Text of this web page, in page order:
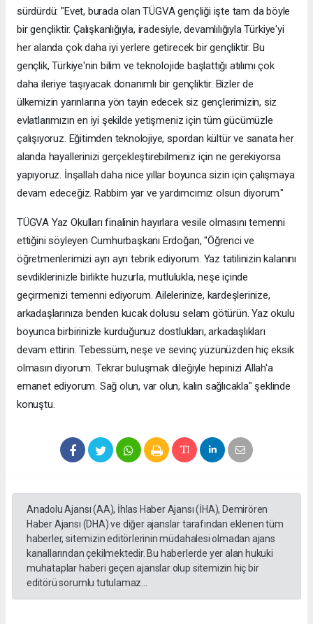
sürdürdü: "Evet, burada olan TÜGVA gençliği işte tam da böyle
bir gençliktir. Çalışkanlığıyla, iradesiyle, devamlılığıyla Türkiye'yi
her alanda çok daha iyi yerlere getirecek bir gençliktir. Bu
gençlik, Türkiye'nin bilim ve teknolojide başlattığı atılımı çok
daha ileriye taşıyacak donanımlı bir gençliktir. Bizler de
ülkemizin yarınlarına yön tayin edecek siz gençlerimizin, siz
evlatlarımızın en iyi şekilde yetişmeniz için tüm gücümüzle
çalışıyoruz. Eğitimden teknolojiye, spordan kültür ve sanata her
alanda hayallerinizi gerçekleştirebilmeniz için ne gerekiyorsa
yapıyoruz. İnşallah daha nice yıllar boyunca sizin için çalışmaya
devam edeceğiz. Rabbim yar ve yardımcımız olsun diyorum."
TÜGVA Yaz Okulları finalinin hayırlara vesile olmasını temenni
ettiğini söyleyen Cumhurbaşkanı Erdoğan, "Öğrenci ve
öğretmenlerimizi ayrı ayrı tebrik ediyorum. Yaz tatilinizin kalanını
sevdiklerinizle birlikte huzurla, mutlulukla, neşe içinde
geçirmenizi temenni ediyorum. Ailelerinize, kardeşlerinize,
arkadaşlarınıza benden kucak dolusu selam götürün. Yaz okulu
boyunca birbirinizle kurduğunuz dostlukları, arkadaşlıkları
devam ettirin. Tebessüm, neşe ve sevinç yüzünüzden hiç eksik
olmasın diyorum. Tekrar buluşmak dileğiyle hepinizi Allah'a
emanet ediyorum. Sağ olun, var olun, kalın sağlıcakla" şeklinde
konuştu.
Anadolu Ajansı (AA), İhlas Haber Ajansı (İHA), Demirören
Haber Ajansı (DHA) ve diğer ajanslar tarafından eklenen tüm
haberler, sitemizin editörlerinin müdahalesi olmadan ajans
kanallarından çekilmektedir. Bu haberlerde yer alan hukuki
muhataplar haberi geçen ajanslar olup sitemizin hiç bir
editörü sorumlu tutulamaz...